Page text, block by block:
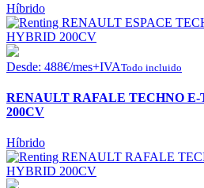
Híbrido
Desde: 488€/mes+IVATodo incluido
RENAULT RAFALE TECHNO
200CV
Híbrido